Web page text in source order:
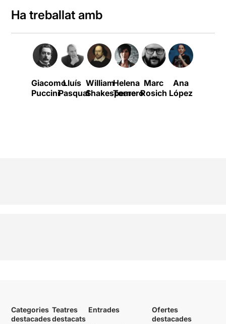
Ha treballat amb
Giacomo
Puccini
Lluís
Pasqual
William
Shakespeare
Helena
Tornero
Marc
Rosich
Ana
López
Categories
destacades
Teatres
destacats
Entrades
Ofertes
destacades